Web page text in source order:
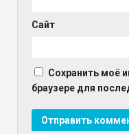
Сайт
Сохранить моё
браузере для